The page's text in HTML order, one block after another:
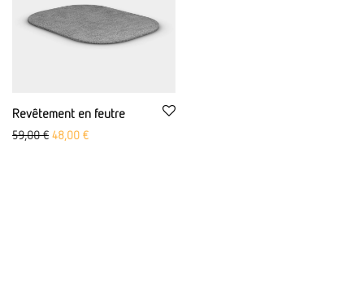
Revêtement en feutre
59,00€ Le prix initial était de : 59,00 €.
48,00 €Le prix actuel est de 48,00 €.